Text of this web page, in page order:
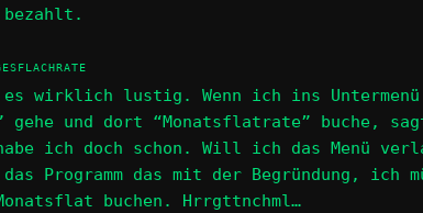
bezahlt.
wirklich lustig. Wenn ich ins Untermenü
gehe und dort “Monatsflatrate” buche,
ich doch schon. Will ich das Menü
Programm das mit der Begründung, ich
buchen. Hrrgttnchml…